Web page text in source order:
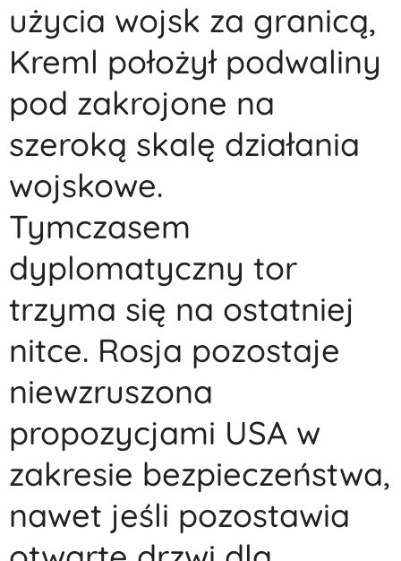
użycia wojsk za granicą,
Kreml położył podwaliny
pod zakrojone na
szeroką skalę działania
wojskowe.
Tymczasem
dyplomatyczny tor
trzyma się na ostatniej
nitce. Rosja pozostaje
niewzruszona
propozycjami USA w
zakresie bezpieczeństwa,
nawet jeśli pozostawia